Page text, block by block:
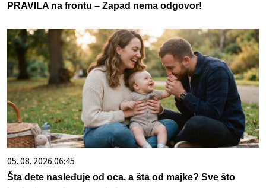
PRAVILA na frontu – Zapad nema odgovor!
05. 08. 2026 06:45
Šta dete nasleđuje od oca, a šta od majke? Sve što